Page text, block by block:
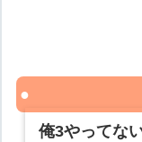
俺3やってな